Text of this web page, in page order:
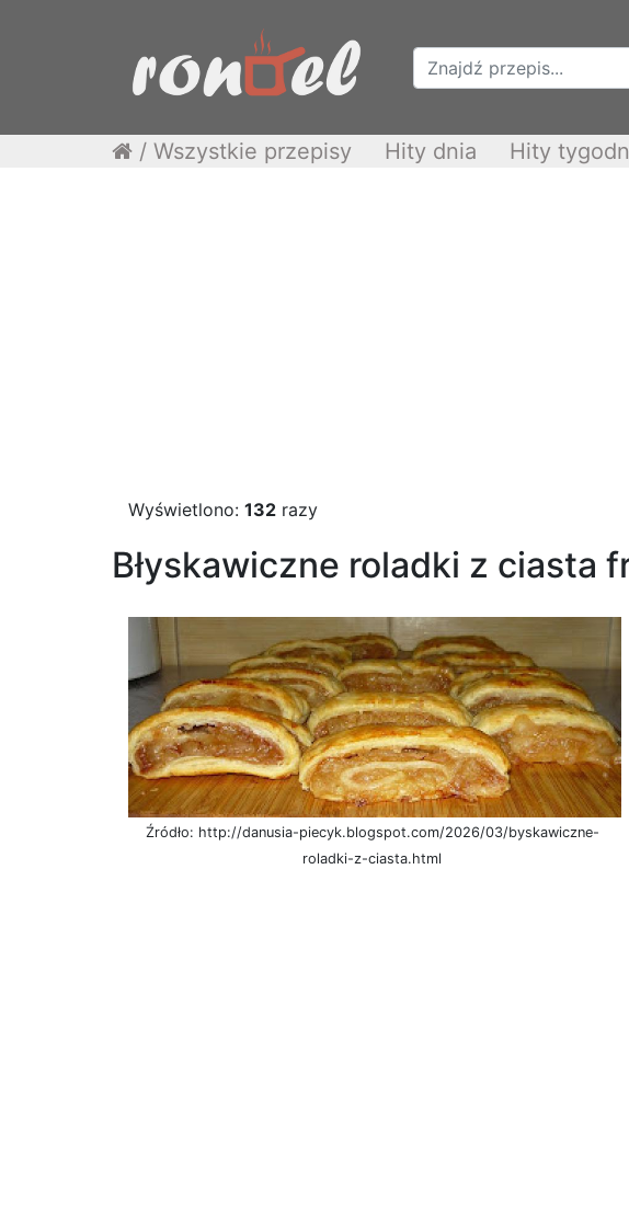
/ Wszystkie przepisy Hity dnia Hity
Wyświetlono: 132 razy
Błyskawiczne roladki z ciasta
Źródło: http://danusia-piecyk.blogspot.com/2026/03/byskawiczne-
roladki-z-ciasta.html